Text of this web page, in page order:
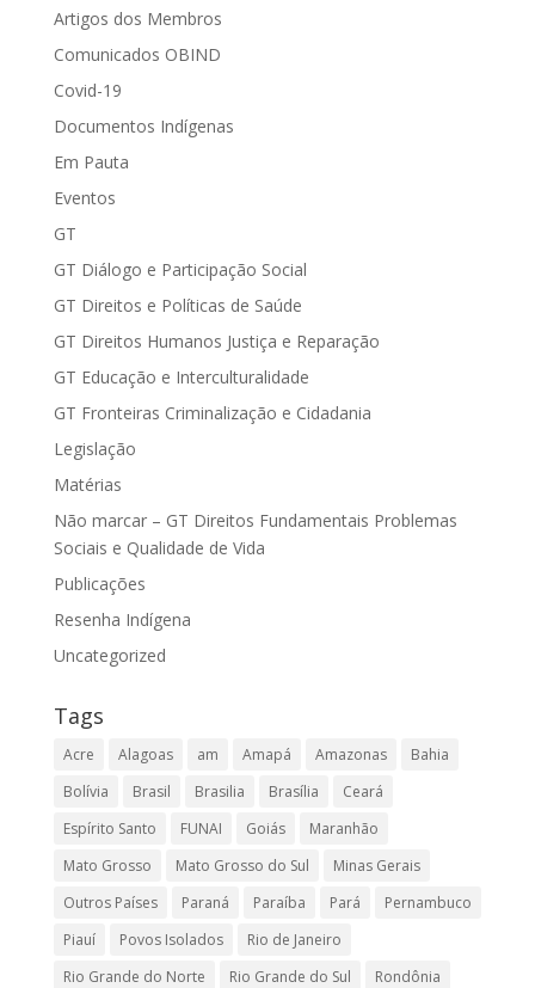
Artigos dos Membros
Comunicados OBIND
Covid-19
Documentos Indígenas
Em Pauta
Eventos
GT
GT Diálogo e Participação Social
GT Direitos e Políticas de Saúde
GT Direitos Humanos Justiça e Reparação
GT Educação e Interculturalidade
GT Fronteiras Criminalização e Cidadania
Legislação
Matérias
Não marcar – GT Direitos Fundamentais Problemas
Sociais e Qualidade de Vida
Publicações
Resenha Indígena
Uncategorized
Tags
Acre Alagoas am Amapá Amazonas
Bahia
Bolívia
Brasil Brasilia Brasília
Ceará
Espírito Santo
FUNAI Goiás
Maranhão
Mato Grosso
Mato Grosso do Sul
Minas Gerais
Outros Países
Paraná Paraíba Pará
Pernambuco
Piauí
Povos Isolados
Rio de Janeiro
Rio Grande do Norte
Rio Grande do Sul
Rondônia